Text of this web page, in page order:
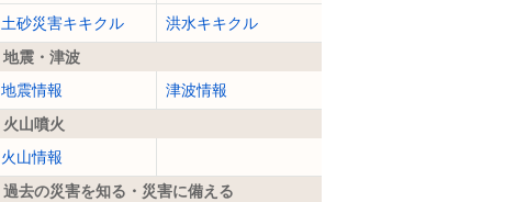
土砂災害キキクル
洪水キキクル
地震・津波
地震情報
津波情報
火山噴火
火山情報
過去の災害を知る・災害に備える